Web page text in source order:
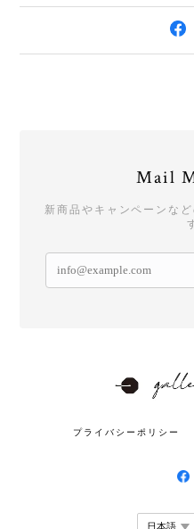
Mail
新商品やキャンペーンな
プライバシーポリシー